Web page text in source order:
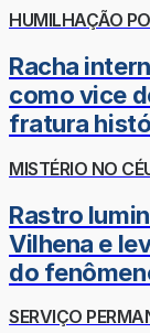
HUMILHAÇÃO
Racha
como vice
fratura
MISTÉRIO NO
Rastro
Vilhena e
do
SERVIÇO